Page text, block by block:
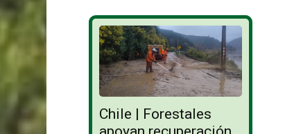
Chile | Forestales